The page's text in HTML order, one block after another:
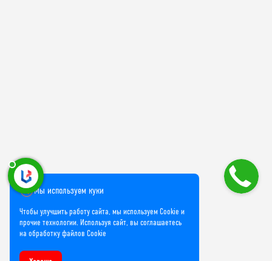
Мы используем куки
Чтобы улучшить работу сайта, мы используем Cookie и
прочие технологии. Используя сайт, вы соглашаетесь
на обработку файлов Cookie